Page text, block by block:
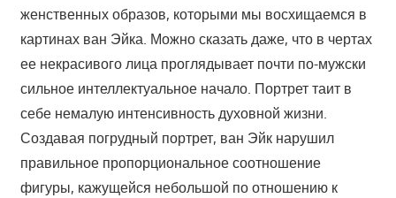
женственных образов, которыми мы восхищаемся в
картинах ван Эйка. Можно сказать даже, что в чертах
ее некрасивого лица проглядывает почти по-мужски
сильное интеллектуальное начало. Портрет таит в
себе немалую интенсивность духовной жизни.
Создавая погрудный портрет, ван Эйк нарушил
правильное пропорциональное соотношение
фигуры, кажущейся небольшой по отношению к